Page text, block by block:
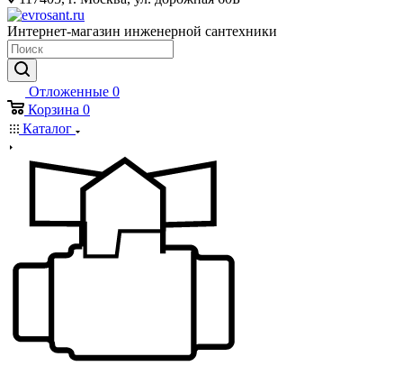
Интернет-магазин инженерной сантехники
Отложенные 0
Корзина 0
Каталог